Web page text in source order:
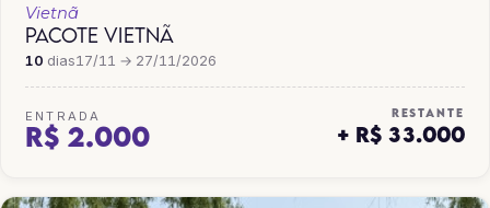
Vietnã
PACOTE VIETNÃ
10 dias17/11 → 27/11/2026
ENTRADA
R$ 2.000
RESTANTE
+ R$ 33.000